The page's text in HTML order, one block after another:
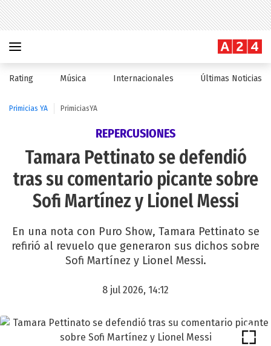
Rating Música Internacionales Últimas Noticias
Primicias YA PrimiciasYA
REPERCUSIONES
Tamara Pettinato se defendió
tras su comentario picante sobre
Sofi Martínez y Lionel Messi
En una nota con Puro Show, Tamara Pettinato se
refirió al revuelo que generaron sus dichos sobre
Sofi Martínez y Lionel Messi.
8 jul 2026, 14:12